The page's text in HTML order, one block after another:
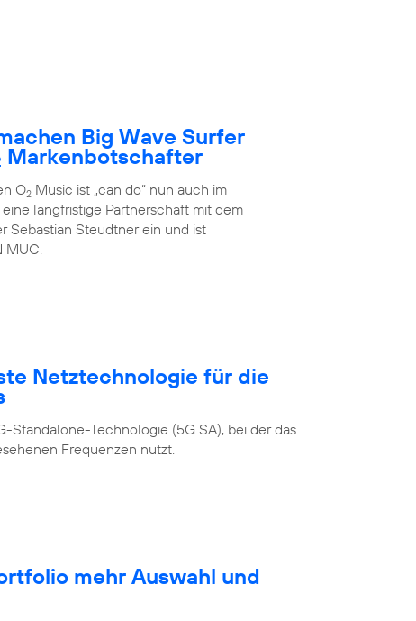
Big Wave Surfer
Markenbotschafter
O2 Music ist „can do“ nun auch im
langfristige Partnerschaft mit dem
Sebastian Steudtner ein und ist
MUC.
Netztechnologie für die
Standalone-Technologie (5G SA), bei der das
Frequenzen nutzt.
mehr Auswahl und